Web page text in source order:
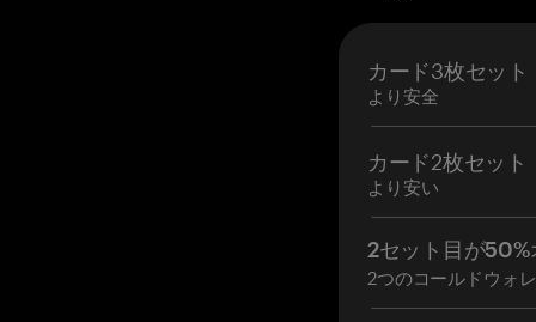
カード3枚セット
より安全
カード2枚セット
より安い
2セット目が50%
2つのコールドウォ